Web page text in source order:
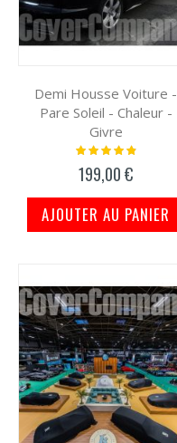
Demi Housse Voiture -
Pare Soleil - Chaleur -
Givre
Notation:
199,00 €
AJOUTER AU PANIER